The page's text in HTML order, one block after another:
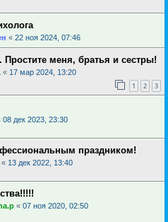
« 22 ноя 2024, 07:46
меня, братья и сестры!
« 17 мар 2024, 13:20
1 2 3
08 дек 2023, 23:30
праздником!
« 13 дек 2022, 13:40
« 07 ноя 2020, 02:50